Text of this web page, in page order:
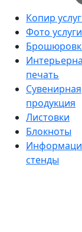
Копир
Фото услуги
печать
Сувенирная
продукция
Листовки
Блокноты
стенды